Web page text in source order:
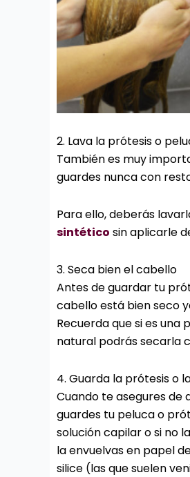
2. Lava la prótesis o
También es muy
guardes nunca con
Para ello, deberás
sintético sin aplicarle
3. Seca bien el cabello
Antes de guardar tu
cabello está bien seco
Recuerda que si es
natural podrás secarla
4. Guarda la prótesis o
Cuando te asegures
guardes tu peluca o
solución capilar o si no
la envuelvas en papel
silice (las que suelen